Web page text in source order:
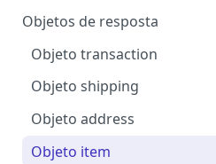
Objetos de resposta
Objeto transaction
Objeto shipping
Objeto address
Objeto item